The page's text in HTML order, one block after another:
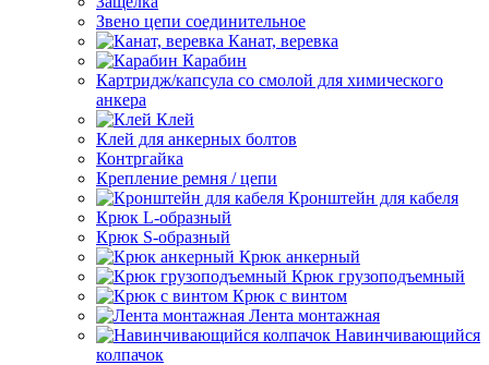
Звено цепи соединительное
Канат, веревка
Карабин
Картридж/капсула со смолой для химического
анкера
Клей
Клей для анкерных болтов
Контргайка
Крепление ремня / цепи
Кронштейн для кабеля
Крюк L-образный
Крюк S-образный
Крюк анкерный
Крюк грузоподъемный
Крюк с винтом
Лента монтажная
Навинчивающийся
колпачок